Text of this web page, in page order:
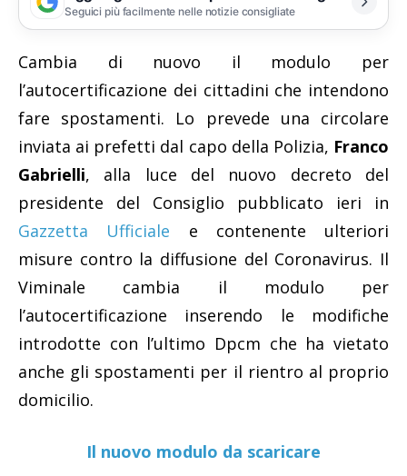
Seguici più facilmente nelle notizie consigliate
Cambia di nuovo il modulo per
l’autocertificazione dei cittadini che intendono
fare spostamenti. Lo prevede una circolare
inviata ai prefetti dal capo della Polizia, Franco
Gabrielli, alla luce del nuovo decreto del
presidente del Consiglio pubblicato ieri in
Gazzetta Ufficiale e contenente ulteriori
misure contro la diffusione del Coronavirus. Il
Viminale cambia il modulo per
l’autocertificazione inserendo le modifiche
introdotte con l’ultimo Dpcm che ha vietato
anche gli spostamenti per il rientro al proprio
domicilio.
Il nuovo modulo da scaricare